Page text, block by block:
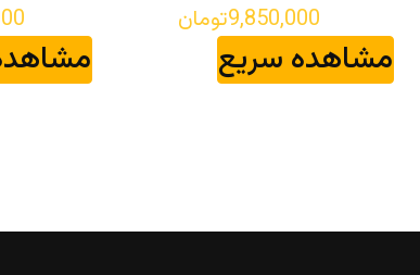
9,850,000تومان
مشاهده سریع